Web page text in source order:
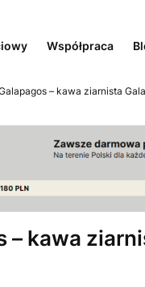
Współpraca
– kawa ziarnista
– kawa